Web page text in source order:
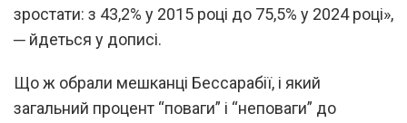
зростати: з 43,2% у 2015 році до 75,5% у 2024 році»,
─ йдеться у дописі.
Що ж обрали мешканці Бессарабії, і який
загальний процент “поваги” і “неповаги” до